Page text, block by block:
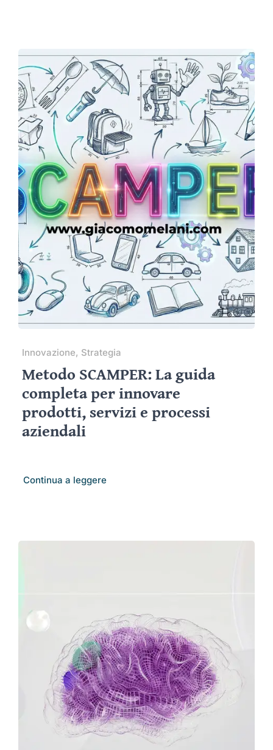
Innovazione, Strategia
Metodo SCAMPER: La guida
completa per innovare
prodotti, servizi e processi
aziendali
Continua a leggere